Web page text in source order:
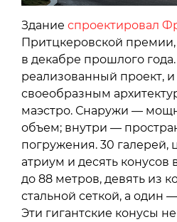
Здание спроектировал
Притцкеровской
в декабре прошлого
реализованный проект, и
своеобразным
маэстро. Снаружи —
объем; внутри —
погружения. 30 галерей,
атриум и десять конусов
до 88 метров, девять из
стальной сеткой, а один
Эти гигантские конусы